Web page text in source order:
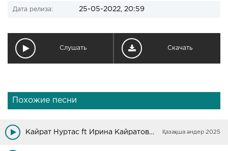
Дата релиза: 25-05-2022, 20:59
Слушать Скачать
Похожие песни
Кайрат Нуртас ft Ирина Кайратовна - Аға Қазақша әндер 2025